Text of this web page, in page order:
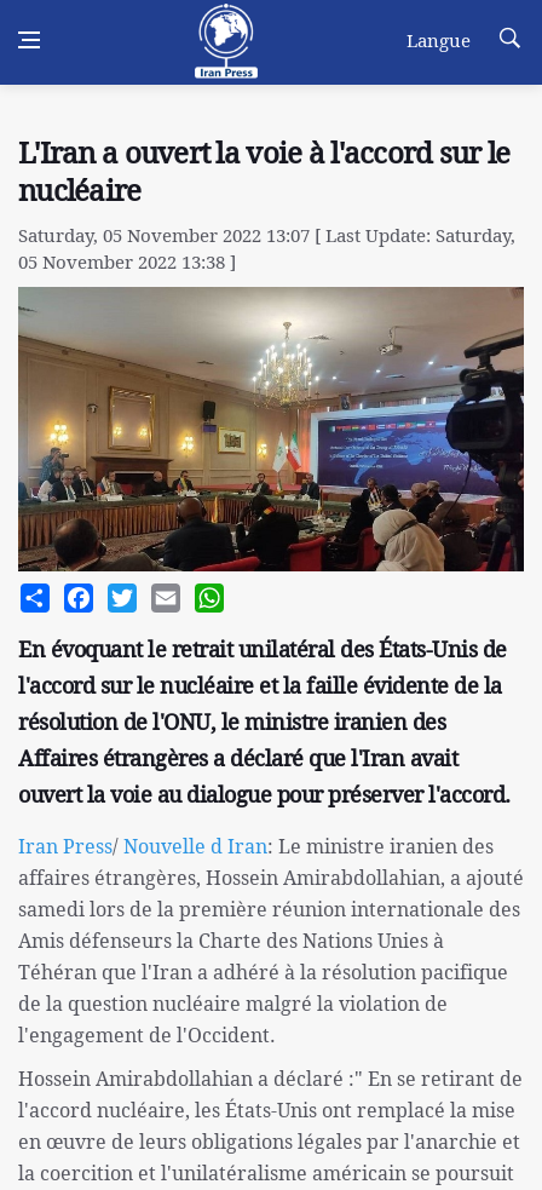
Langue
L'Iran a ouvert la voie à l'accord sur le
nucléaire
Saturday, 05 November 2022 13:07 [ Last Update: Saturday,
05 November 2022 13:38 ]
Share FacebookTwitterEmail
En évoquant le retrait unilatéral des États-Unis de
l'accord sur le nucléaire et la faille évidente de la
résolution de l'ONU, le ministre iranien des
Affaires étrangères a déclaré que l'Iran avait
ouvert la voie au dialogue pour préserver l'accord.
Iran Press/Nouvelle d Iran: Le ministre iranien des
affaires étrangères, Hossein Amirabdollahian, a ajouté
samedi lors de la première réunion internationale des
Amis défenseurs la Charte des Nations Unies à
Téhéran que l'Iran a adhéré à la résolution pacifique
de la question nucléaire malgré la violation de
l'engagement de l'Occident.
Hossein Amirabdollahian a déclaré :" En se retirant de
l'accord nucléaire, les États-Unis ont remplacé la mise
en œuvre de leurs obligations légales par l'anarchie et
la coercition et l'unilatéralisme américain se poursuit